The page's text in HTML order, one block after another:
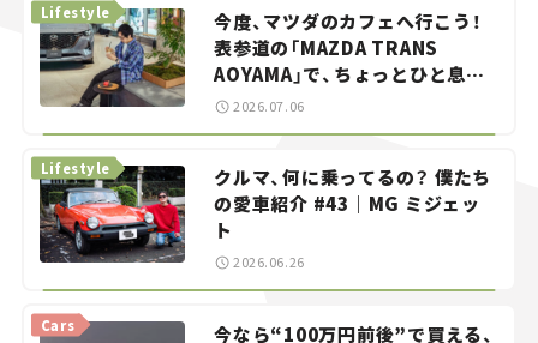
今度、マツダのカフェへ行こう！
表参道の「MAZDA TRANS
AOYAMA」で、ちょっとひと息。
——連載｜CCGとクルマでどうす
Lifestyle
2026.07.06
クルマ、何に乗ってるの？ 僕たち
の愛車紹介 #43｜MG ミジェッ
ト
Lifestyle
2026.06.26
今なら“100万円前後”で買える、
Cars